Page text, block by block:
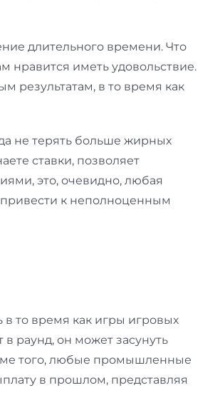
длительного времени. Что
нравится иметь удовольствие.
результатам, в то время как
не терять больше жирных
ставки, позволяет
это, очевидно, любая
привести к неполноценным
то время как игры игровых
раунд, он может засунуть
того, любые промышленные
в прошлом, представляя